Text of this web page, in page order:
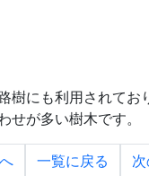
樹にも利用されてお
せが多い樹木です。
一覧に戻る